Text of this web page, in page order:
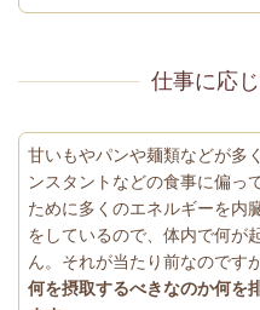
仕事に応
甘いもやパンや麺類などが多
ンスタントなどの食事に偏っ
ために多くのエネルギーを内
をしているので、体内で何が
ん。それが当たり前なのです
何を摂取するべきなのか何を